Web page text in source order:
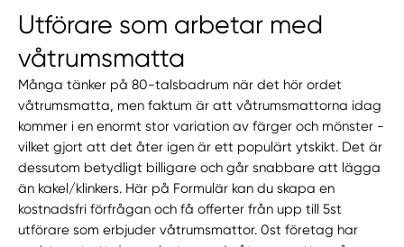
Utförare som arbetar med
våtrumsmatta
Många tänker på 80-talsbadrum när det hör ordet
våtrumsmatta, men faktum är att våtrumsmattorna idag
kommer i en enormt stor variation av färger och mönster -
vilket gjort att det åter igen är ett populärt ytskikt. Det är
dessutom betydligt billigare och går snabbare att lägga
än kakel/klinkers. Här på Formulär kan du skapa en
kostnadsfri förfrågan och få offerter från upp till 5st
utförare som erbjuder våtrumsmattor. 0st företag har